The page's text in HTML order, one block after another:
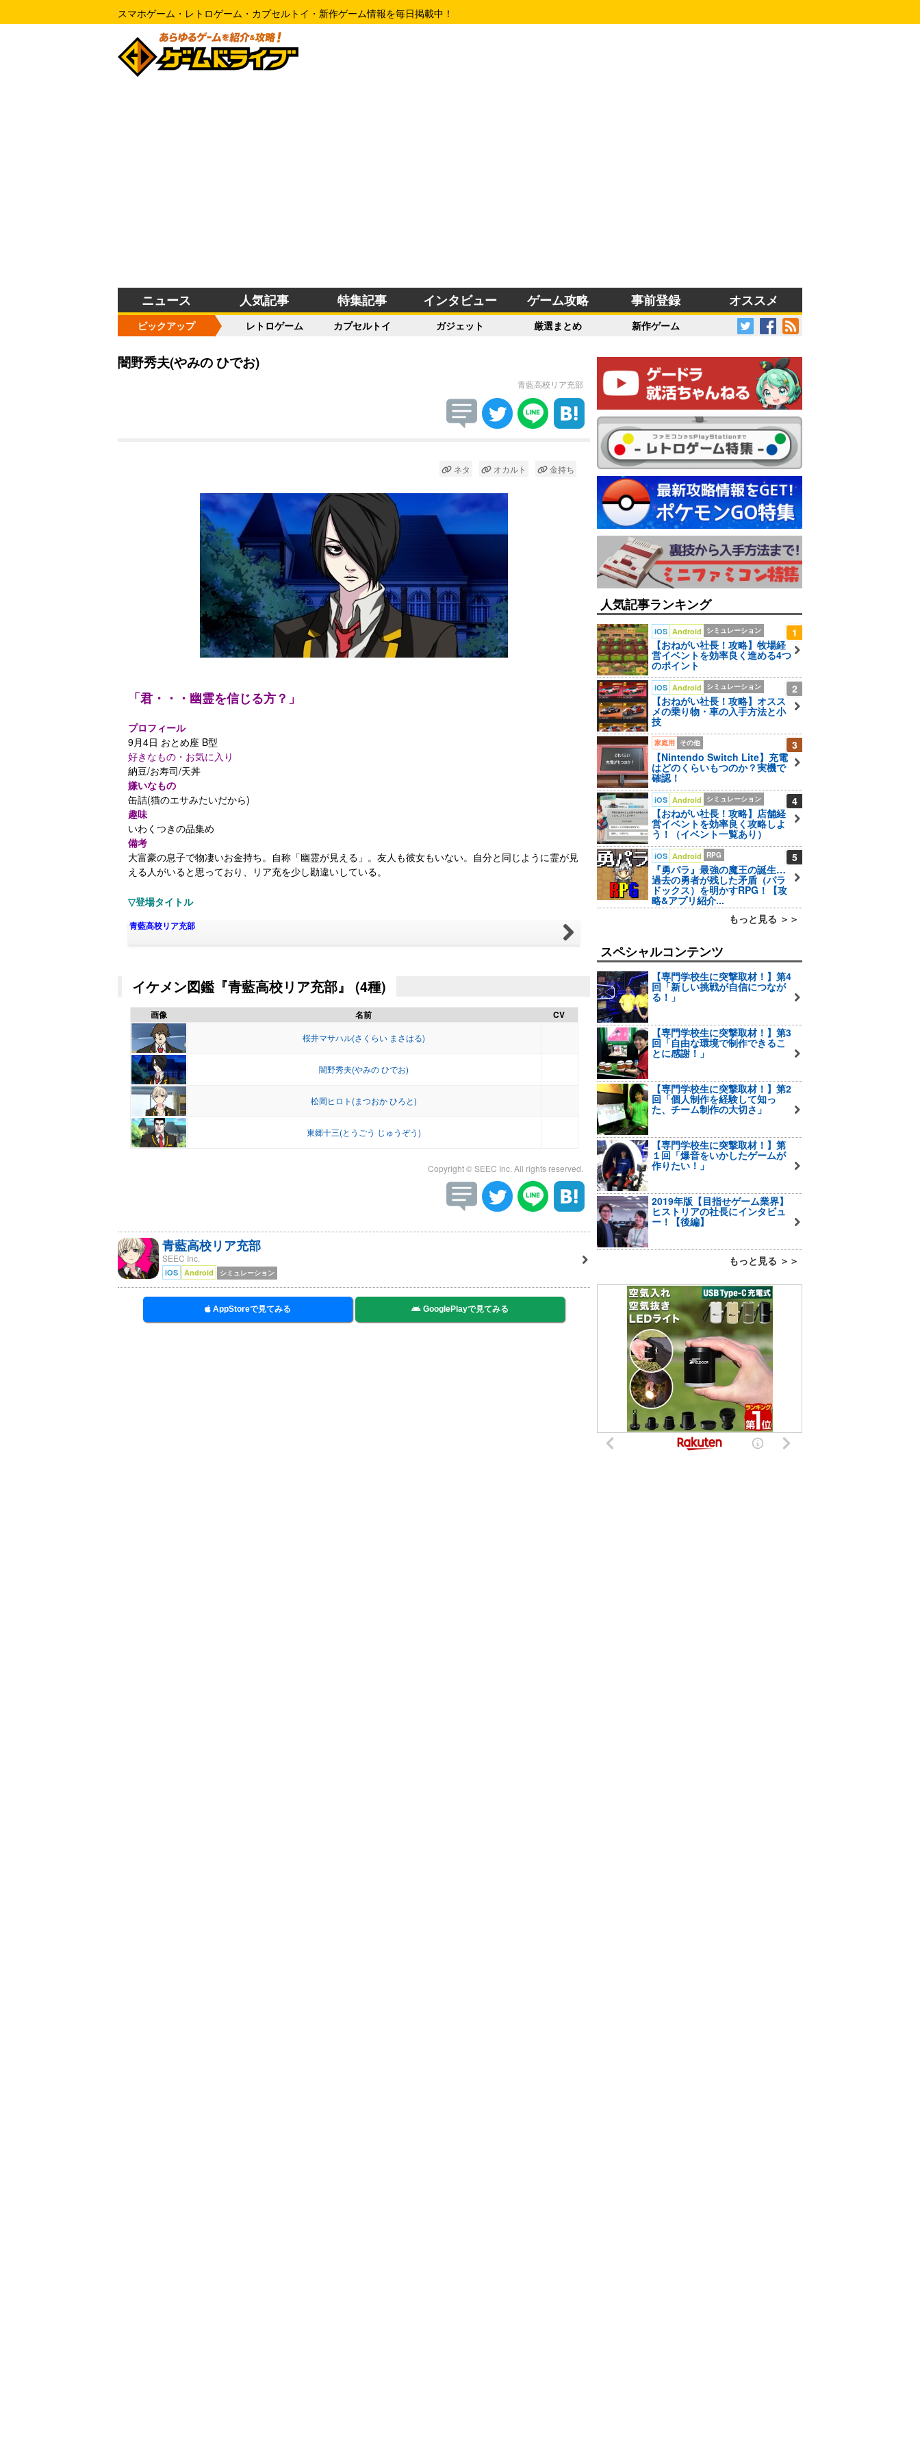
スマホゲーム・レトロゲーム・カプセルトイ・新作ゲーム情報を毎日掲載中！
ニュース 人気記事 特集記事 インタビュー ゲーム攻略 事前登録 オススメ
ピックアップ レトロゲーム カプセルトイ ガジェット 厳選まとめ 新作ゲーム
闇野秀夫(やみの ひでお)
青藍高校リア充部
ネタ オカルト 金持ち
「君・・・幽霊を信じる方？」
プロフィール
9月4日 おとめ座 B型
好きなもの・お気に入り
納豆/お寿司/天丼
嫌いなもの
缶詰(猫のエサみたいだから)
趣味
いわくつきの品集め
備考
大富豪の息子で物凄いお金持ち。自称「幽霊が見える」。友人も彼女もいない。自分と同じように霊が見
える人がいると思っており、リア充を少し勘違いしている。
▽登場タイトル
青藍高校リア充部
イケメン図鑑『青藍高校リア充部』 (4種)
画像 名前 CV
桜井マサハル(さくらい まさはる)
闇野秀夫(やみの ひでお)
松岡ヒロト(まつおか ひろと)
東郷十三(とうごう じゅうぞう)
Copyright © SEEC Inc. All rights reserved.
青藍高校リア充部
SEEC Inc.
iOS Android シミュレーション
AppStoreで見てみる GooglePlayで見てみる
人気記事ランキング
1
iOS Android シミュレーション
【おねがい社長！攻略】牧場経
営イベントを効率良く進める4つ
のポイント
2
iOS Android シミュレーション
【おねがい社長！攻略】オスス
メの乗り物・車の入手方法と小
技
3
家庭用 その他
【Nintendo Switch Lite】充電
はどのくらいもつのか？実機で
確認！
4
iOS Android シミュレーション
【おねがい社長！攻略】店舗経
営イベントを効率良く攻略しよ
う！（イベント一覧あり）
5
iOS Android RPG
『勇パラ』最強の魔王の誕生…
過去の勇者が残した矛盾（パラ
ドックス）を明かすRPG！【攻
略&アプリ紹介...
もっと見る ＞＞
スペシャルコンテンツ
【専門学校生に突撃取材！】第4
回「新しい挑戦が自信につなが
る！」
【専門学校生に突撃取材！】第3
回「自由な環境で制作できるこ
とに感謝！」
【専門学校生に突撃取材！】第2
回「個人制作を経験して知っ
た、チーム制作の大切さ」
【専門学校生に突撃取材！】第
１回「爆音をいかしたゲームが
作りたい！」
2019年版【目指せゲーム業界】
ヒストリアの社長にインタビュ
ー！【後編】
もっと見る ＞＞